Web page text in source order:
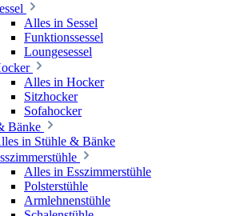
Alles in Sessel
Funktionssessel
Loungesessel
Alles in Hocker
Sitzhocker
Sofahocker
Bänke
in Stühle & Bänke
Alles in Esszimmerstühle
Polsterstühle
Armlehnenstühle